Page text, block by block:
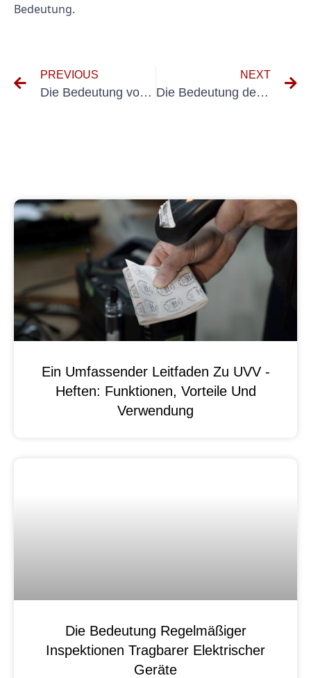
Bedeutung.
PREVIOUS
Die Bedeutung von elektrischen Tests für tragbare Geräte: Gewährleistung von Sicherheit und Einhaltung
NEXT
Die Bedeutung der elektrischen Sicherheit: Verständnis der DGUV -Regulierung 3
Ein Umfassender Leitfaden Zu UVV -
Heften: Funktionen, Vorteile Und
Verwendung
Die Bedeutung Regelmäßiger
Inspektionen Tragbarer Elektrischer
Geräte